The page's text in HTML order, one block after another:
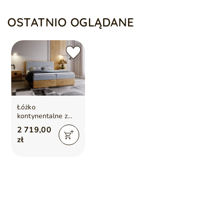
OSTATNIO OGLĄDANE
Łóżko
kontynentalne z
pojemnikiem na
pościel 180x200
Forest Jasny szary
2 719,00
zł